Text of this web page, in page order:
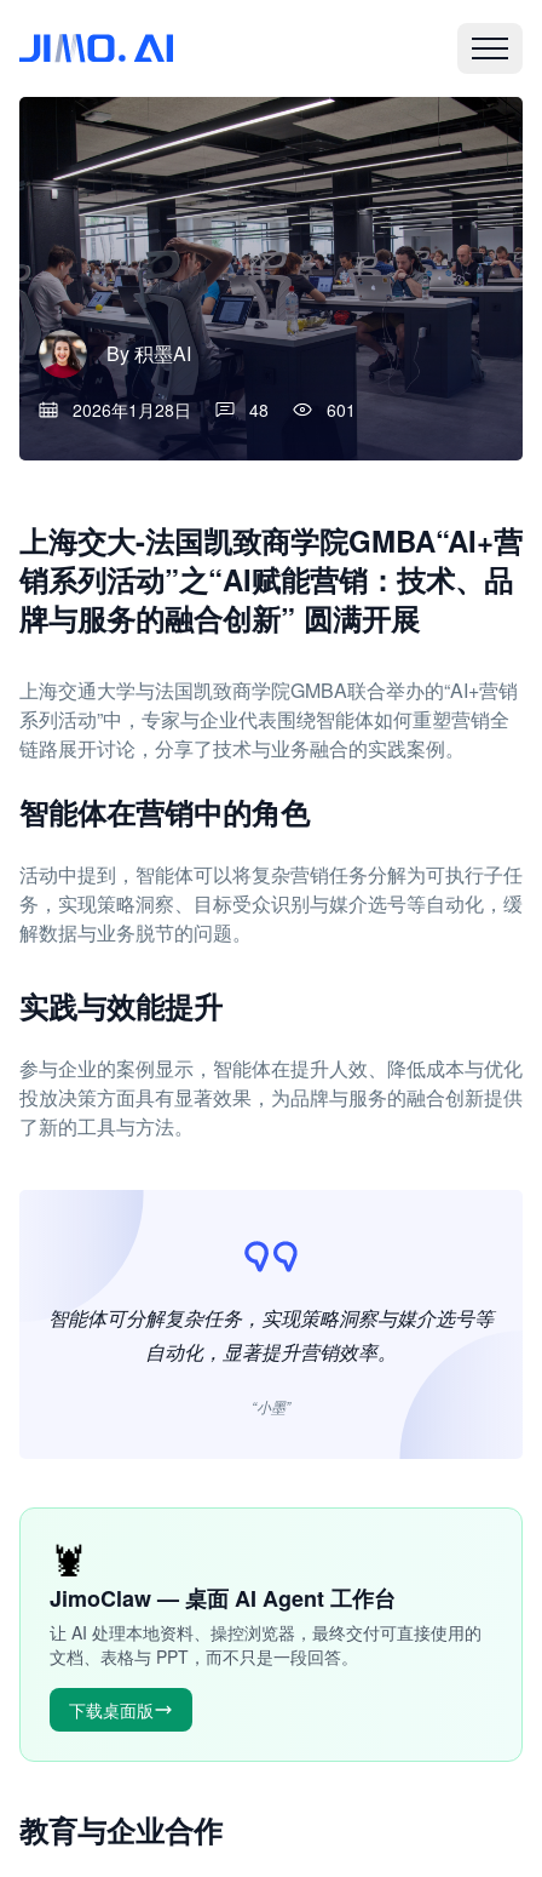
By积墨AI
2026年1月28日 48 601
上海交大-法国凯致商学院GMBA“AI+营
销系列活动”之“AI赋能营销：技术、品
牌与服务的融合创新” 圆满开展
上海交通大学与法国凯致商学院GMBA联合举办的“AI+营销
系列活动”中，专家与企业代表围绕智能体如何重塑营销全
链路展开讨论，分享了技术与业务融合的实践案例。
智能体在营销中的角色
活动中提到，智能体可以将复杂营销任务分解为可执行子任
务，实现策略洞察、目标受众识别与媒介选号等自动化，缓
解数据与业务脱节的问题。
实践与效能提升
参与企业的案例显示，智能体在提升人效、降低成本与优化
投放决策方面具有显著效果，为品牌与服务的融合创新提供
了新的工具与方法。
智能体可分解复杂任务，实现策略洞察与媒介选号等
自动化，显著提升营销效率。
“小墨”
🦞
JimoClaw — 桌面 AI Agent 工作台
让 AI 处理本地资料、操控浏览器，最终交付可直接使用的
文档、表格与 PPT，而不只是一段回答。
下载桌面版
教育与企业合作